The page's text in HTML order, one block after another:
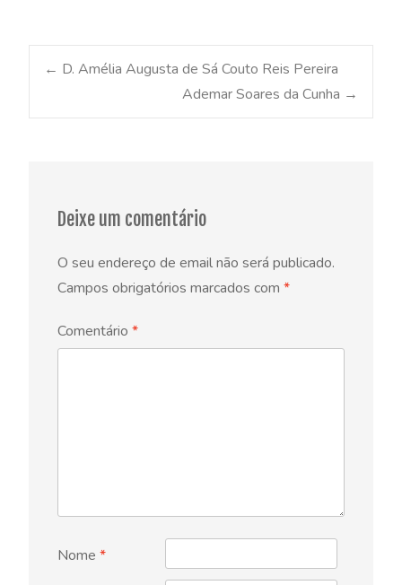
Post
← D. Amélia Augusta de Sá Couto Reis Pereira
Ademar Soares da Cunha →
Deixe um comentário
O seu endereço de email não será publicado.
Campos obrigatórios marcados com *
Comentário *
Nome *